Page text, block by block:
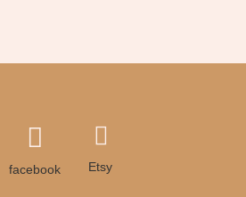
facebook Etsy